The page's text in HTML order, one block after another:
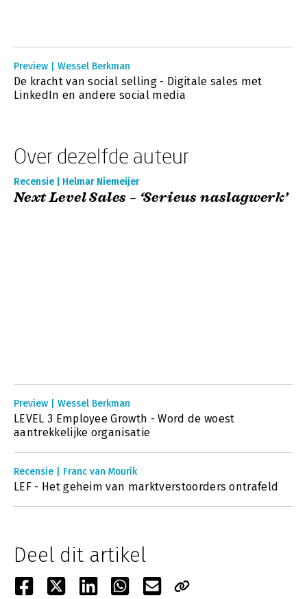
Preview | Wessel Berkman
De kracht van social selling - Digitale sales met
LinkedIn en andere social media
Over dezelfde auteur
Recensie | Helmar Niemeijer
Next Level Sales – ‘Serieus naslagwerk’
Preview | Wessel Berkman
LEVEL 3 Employee Growth - Word de woest
aantrekkelijke organisatie
Recensie | Franc van Mourik
LEF - Het geheim van marktverstoorders ontrafeld
Deel dit artikel